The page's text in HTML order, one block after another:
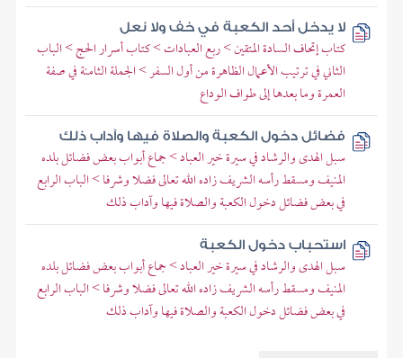
لا يدخل أحد الكعبة في خف ولا نعل
كتاب إتحاف السادة المتقين > ربع العبادات > كتاب أسرار الحج > الباب
الثاني في ترتيب الأعمال الظاهرة من أول السفر > الجملة الثامنة في صفة
العمرة وما بعدها إلى طواف الوداع
فضائل دخول الكعبة والصلاة فيها وآداب ذلك
سبل الهدى والرشاد في سيرة خير العباد > جماع أبواب بعض فضائل بلده
المنيف ومسقط رأسه الشريف زاده الله تعالى فضلا وشرفا > الباب الرابع
في بعض فضائل دخول الكعبة والصلاة فيها وآداب ذلك
استحباب دخول الكعبة
سبل الهدى والرشاد في سيرة خير العباد > جماع أبواب بعض فضائل بلده
المنيف ومسقط رأسه الشريف زاده الله تعالى فضلا وشرفا > الباب الرابع
في بعض فضائل دخول الكعبة والصلاة فيها وآداب ذلك